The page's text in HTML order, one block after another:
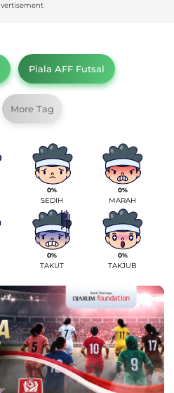
Piala AFF Futsal
More Tag
0%
SEDIH
0%
MARAH
0%
TAKUT
0%
TAKJUB